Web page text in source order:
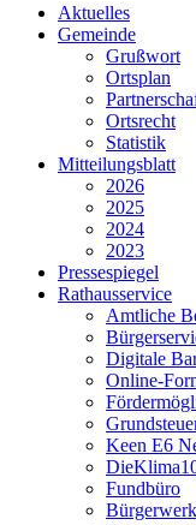
Aktuelles
Gemeinde
Grußwort
Ortsplan
Ortsrecht
Statistik
Mitteilungsblatt
2026
2025
2024
2023
Pressespiegel
Rathausservice
Amtliche
Digitale
Online-
Keen E6
Fundbüro